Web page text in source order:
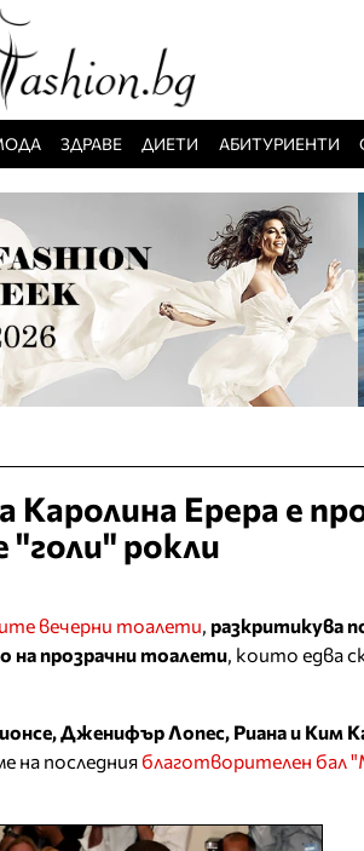
ЗДРАВЕ ДИЕТИ АБИТУРИЕНТИ
Каролина Ерера е
рокли
вечерни тоалети разкритикува
на прозрачни тоалети , които едва
Дженифър Лопес, Риана и Ким
на последния благотворителен бал